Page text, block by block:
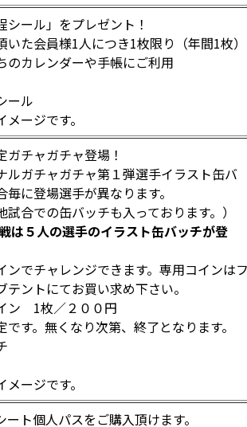
シール」をプレゼント！
た会員様1人につき1枚限り（年間1枚）
のカレンダーや手帳にご利用
ール
ージです。
ガチャガチャ登場！
ルガチャガチャ第１弾選手イラスト缶バ
毎に登場選手が異なります。
試合での缶バッチも入っております。）
は５人の選手のイラスト缶バッチが登
でチャレンジできます。専用コインは
テントにてお買い求め下さい。
ン 1枚／２００円
す。無くなり次第、終了となります。
ージです。
ート個人パスをご購入頂けます。